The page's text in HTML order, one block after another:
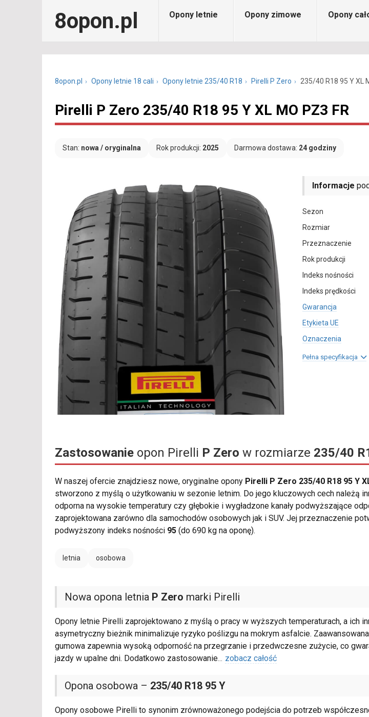
8opon.pl Opony letnie Opony zimowe Opony
8opon.pl Opony letnie 18 cali Opony letnie 235/40 R18 Pirelli P Zero 235/40 R18 95 Y XL
Pirelli P Zero 235/40 R18 95 Y XL MO PZ3 FR
Stan: nowa / oryginalna Rok produkcji: 2025 Darmowa dostawa: 24 godziny
Informacje
Sezon
Rozmiar
Przeznaczenie
Rok produkcji
Indeks nośności
Indeks prędkości
Gwarancja
Etykieta UE
Oznaczenia
Pełna specyfikacja
Zastosowanie opon Pirelli P Zero w rozmiarze 235/40
W naszej ofercie znajdziesz nowe, oryginalne opony Pirelli P Zero 235/40 R18 95 Y
stworzono z myślą o użytkowaniu w sezonie letnim. Do jego kluczowych cech należą
odporna na wysokie temperatury czy głębokie i wygładzone kanały podwyższające
zaprojektowana zarówno dla samochodów osobowych jak i SUV. Jej przeznaczenie
podwyższony indeks nośności 95 (do 690 kg na oponę).
letnia osobowa
Nowa opona letnia P Zero marki Pirelli
Opony letnie Pirelli zaprojektowano z myślą o pracy w wyższych temperaturach, a ich
asymetryczny bieżnik minimalizuje ryzyko poślizgu na mokrym asfalcie.
gumowa zapewnia wysoką odporność na przegrzanie i przedwczesne zużycie, co
jazdy w upalne dni. Dodatkowo zastosowanie... zobacz całość
Opona osobowa – 235/40 R18 95 Y
Opony osobowe Pirelli to synonim zrównoważonego podejścia do potrzeb